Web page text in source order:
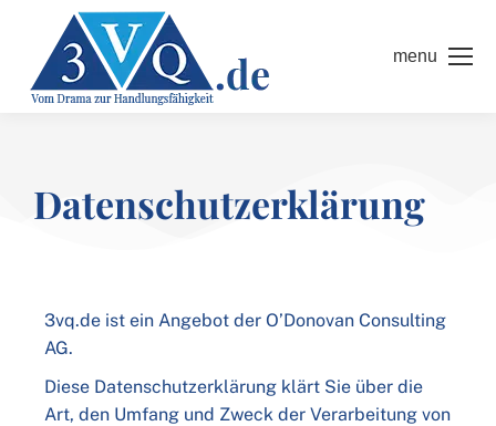
menu
Datenschutzerklärung
3vq.de ist ein Angebot der O’Donovan Consulting
AG.
Diese Datenschutzerklärung klärt Sie über die
Art, den Umfang und Zweck der Verarbeitung von